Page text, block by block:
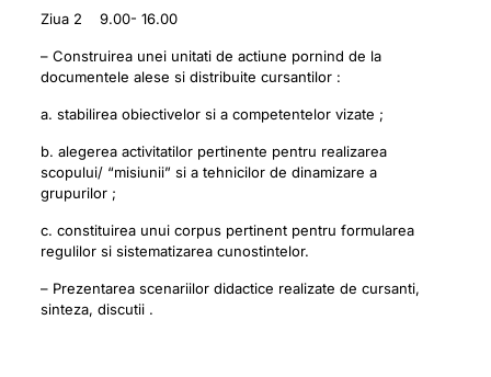
Ziua 2 9.00- 16.00
– Construirea unei unitati de actiune pornind de la
documentele alese si distribuite cursantilor :
a. stabilirea obiectivelor si a competentelor vizate ;
b. alegerea activitatilor pertinente pentru realizarea
scopului/ “misiunii” si a tehnicilor de dinamizare a
grupurilor ;
c. constituirea unui corpus pertinent pentru formularea
regulilor si sistematizarea cunostintelor.
– Prezentarea scenariilor didactice realizate de cursanti,
sinteza, discutii .